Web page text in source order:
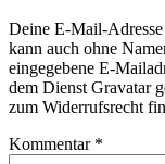
Deine E-Mail-
kann auch ohne
eingegebene E-
dem Dienst Gravatar
zum Widerrufsrecht
Kommentar *